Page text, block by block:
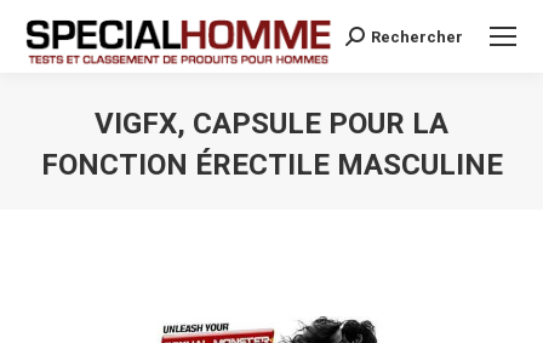
Search:Rechercher
VIGFX, CAPSULE POUR LA
FONCTION ÉRECTILE MASCULINE